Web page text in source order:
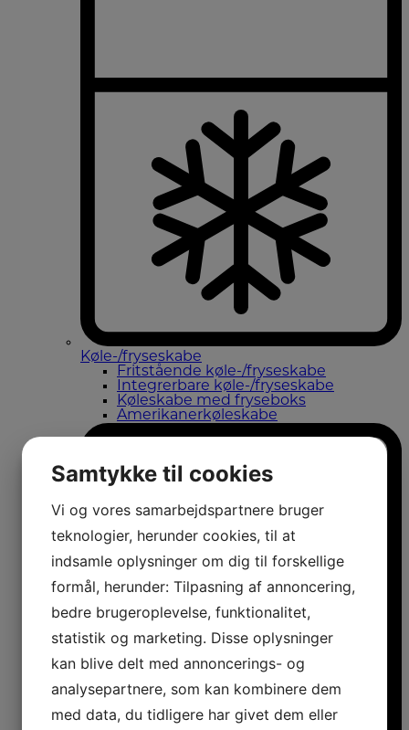
Køle-/fryseskabe
Fritstående køle-/fryseskabe
Integrerbare køle-/fryseskabe
Køleskabe med fryseboks
Amerikanerkøleskabe
Samtykke til cookies
Vi og vores samarbejdspartnere bruger
teknologier, herunder cookies, til at
indsamle oplysninger om dig til forskellige
formål, herunder: Tilpasning af annoncering,
bedre brugeroplevelse, funktionalitet,
statistik og marketing. Disse oplysninger
kan blive delt med annoncerings- og
analysepartnere, som kan kombinere dem
med data, du tidligere har givet dem eller